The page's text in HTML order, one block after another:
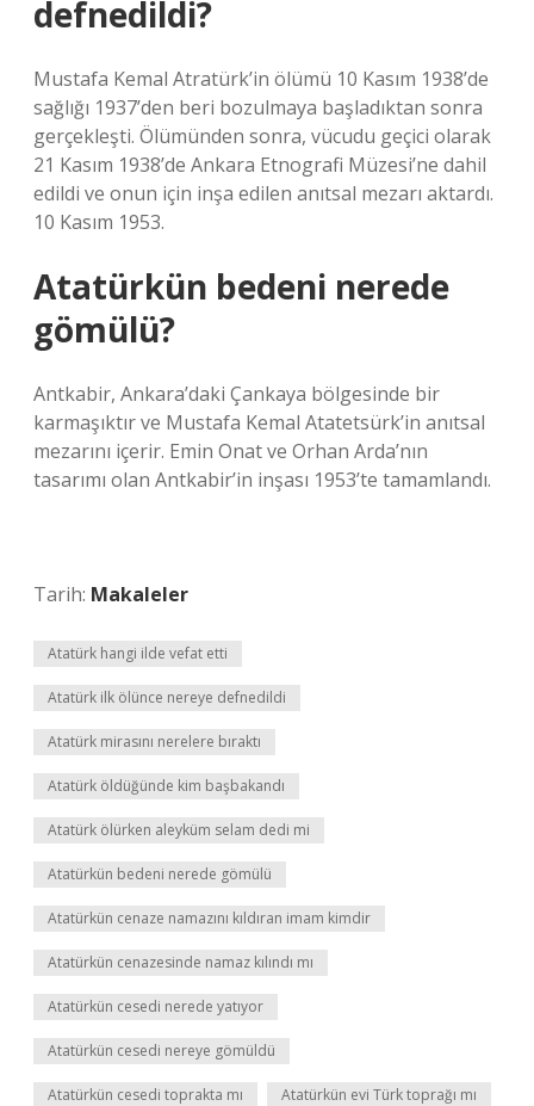
defnedildi?
Mustafa Kemal Atratürk’in ölümü 10 Kasım 1938’de
sağlığı 1937’den beri bozulmaya başladıktan sonra
gerçekleşti. Ölümünden sonra, vücudu geçici olarak
21 Kasım 1938’de Ankara Etnografi Müzesi’ne dahil
edildi ve onun için inşa edilen anıtsal mezarı aktardı.
10 Kasım 1953.
Atatürkün bedeni nerede
gömülü?
Antkabir, Ankara’daki Çankaya bölgesinde bir
karmaşıktır ve Mustafa Kemal Atatetsürk’in anıtsal
mezarını içerir. Emin Onat ve Orhan Arda’nın
tasarımı olan Antkabir’in inşası 1953’te tamamlandı.
Tarih: Makaleler
Atatürk hangi ilde vefat etti
Atatürk ilk ölünce nereye defnedildi
Atatürk mirasını nerelere bıraktı
Atatürk öldüğünde kim başbakandı
Atatürk ölürken aleyküm selam dedi mi
Atatürkün bedeni nerede gömülü
Atatürkün cenaze namazını kıldıran imam kimdir
Atatürkün cenazesinde namaz kılındı mı
Atatürkün cesedi nerede yatıyor
Atatürkün cesedi nereye gömüldü
Atatürkün cesedi toprakta mı Atatürkün evi Türk toprağı mı